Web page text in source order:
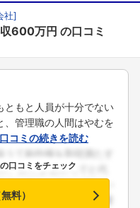
しませんか？
社]
600万円 の口コミ
ともと人員が十分でない
、管理職の人間はやむを
コミの続きを読む
口コミをチェック
料）